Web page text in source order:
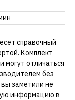
справочный
Комплект
могут отличаться
без
заметили не
информацию в